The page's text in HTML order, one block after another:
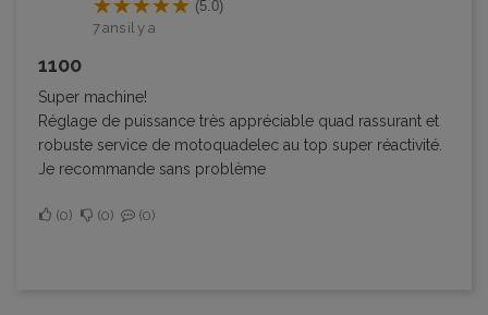
(5.0)
7 ans il y a
1100
Super machine!
Réglage de puissance très appréciable quad rassurant et
robuste service de motoquadelec au top super réactivité.
Je recommande sans problème
0 0 0